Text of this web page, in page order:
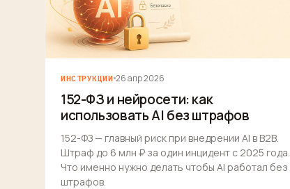
ИНСТРУКЦИИ 26 апр 2026
152-ФЗ и нейросети: как
использовать AI без штрафов
152-ФЗ — главный риск при внедрении AI в B2B.
Штраф до 6 млн ₽ за один инцидент с 2025 года.
Что именно нужно делать чтобы AI работал без
штрафов.